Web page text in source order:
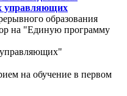
управляющих
образования
на "Единую программу
на обучение в первом